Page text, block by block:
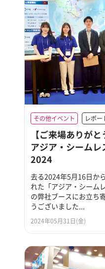
その他イベント レポー
【ご来場ありが
アジア・シーム
2024
去る2024年5月16日か
れた「アジア・シーム
の弊社ブースにお立ち
うございました...
2024年05月31日(金)